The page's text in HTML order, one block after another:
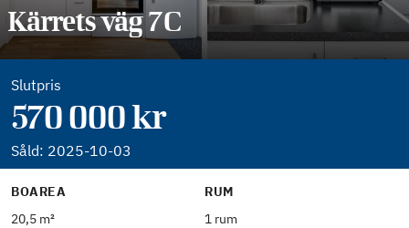
Kärrets väg 7C
Slutpris
570 000 kr
Såld: 2025-10-03
BOAREA
20,5 m²
RUM
1 rum